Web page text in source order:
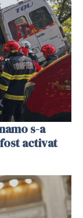
s-a
activat